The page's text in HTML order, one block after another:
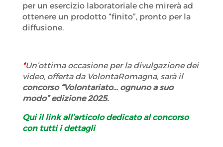
per un esercizio laboratoriale che mirerà ad
ottenere un prodotto “finito”, pronto per la
diffusione.
*Un’ottima occasione per la divulgazione dei
video, offerta da VolontaRomagna, sarà il
concorso “Volontariato… ognuno a suo
modo” edizione 2025.
Qui il link all’articolo dedicato al concorso
con tutti i dettagli